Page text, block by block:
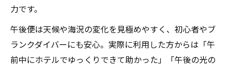
力です。
午後便は天候や海況の変化を見極めやすく、初心者やブ
ランクダイバーにも安心。実際に利用した方からは「午
前中にホテルでゆっくりできて助かった」「午後の光の